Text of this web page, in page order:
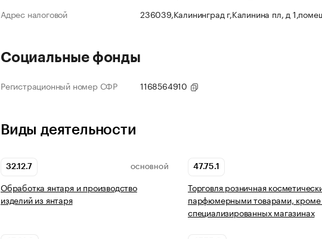
Адрес налоговой
236039,Калининград г,Калинина пл, д
Социальные фонды
Регистрационный номер СФР 1168564910
Виды деятельности
32.12.7 ОСНОВНОЙ
Обработка янтаря и производство
изделий из янтаря
47.75.1
Торговля розничная
парфюмерными товарами,
специализированных магазинах